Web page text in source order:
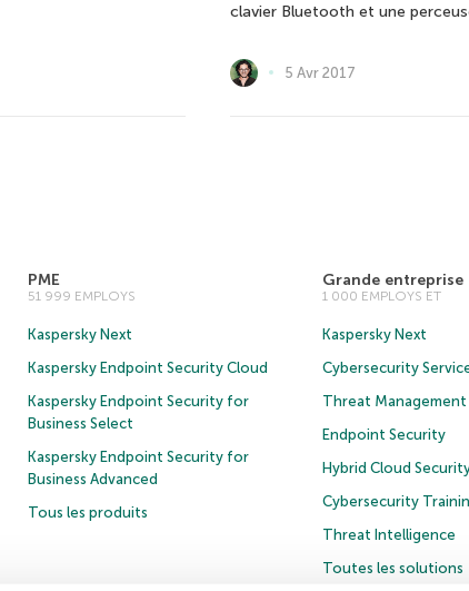
clavier Bluetooth et une
5 Avr 2017
PME
51 999 EMPLOYS
Kaspersky Next
Kaspersky Endpoint Security Cloud
Kaspersky Endpoint Security for
Business Select
Kaspersky Endpoint Security for
Business Advanced
Tous les produits
Grande entreprise
1 000 EMPLOYS ET
Kaspersky Next
Cybersecurity
Threat Management
Endpoint Security
Hybrid Cloud
Cybersecurity
Threat Intelligence
Toutes les solutions